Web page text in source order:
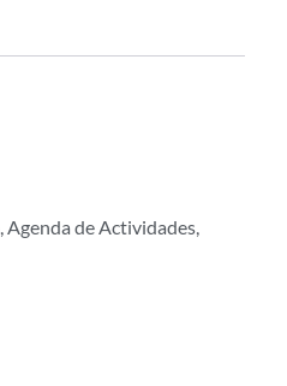
,Agenda de Actividades,